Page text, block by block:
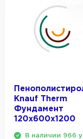
Knauf Therm
Фундамент
120х600х1200
В наличии 966